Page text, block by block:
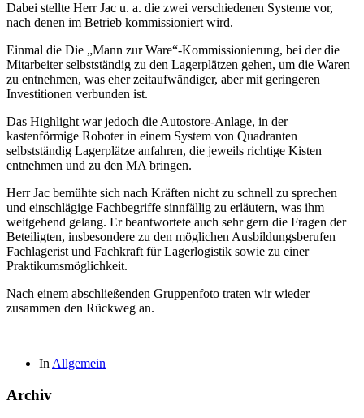
Dabei stellte Herr Jac u. a. die zwei verschiedenen Systeme vor,
nach denen im Betrieb kommissioniert wird.
Einmal die Die „Mann zur Ware“-Kommissionierung, bei der die
Mitarbeiter selbstständig zu den Lagerplätzen gehen, um die Waren
zu entnehmen, was eher zeitaufwändiger, aber mit geringeren
Investitionen verbunden ist.
Das Highlight war jedoch die Autostore-Anlage, in der
kastenförmige Roboter in einem System von Quadranten
selbstständig Lagerplätze anfahren, die jeweils richtige Kisten
entnehmen und zu den MA bringen.
Herr Jac bemühte sich nach Kräften nicht zu schnell zu sprechen
und einschlägige Fachbegriffe sinnfällig zu erläutern, was ihm
weitgehend gelang. Er beantwortete auch sehr gern die Fragen der
Beteiligten, insbesondere zu den möglichen Ausbildungsberufen
Fachlagerist und Fachkraft für Lagerlogistik sowie zu einer
Praktikumsmöglichkeit.
Nach einem abschließenden Gruppenfoto traten wir wieder
zusammen den Rückweg an.
In Allgemein
Archiv